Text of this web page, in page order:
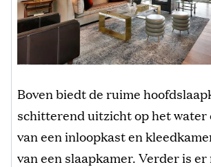
Boven biedt de ruime
schitterend uitzicht op het water
van een inloopkast en
van een slaapkamer. Verder is er